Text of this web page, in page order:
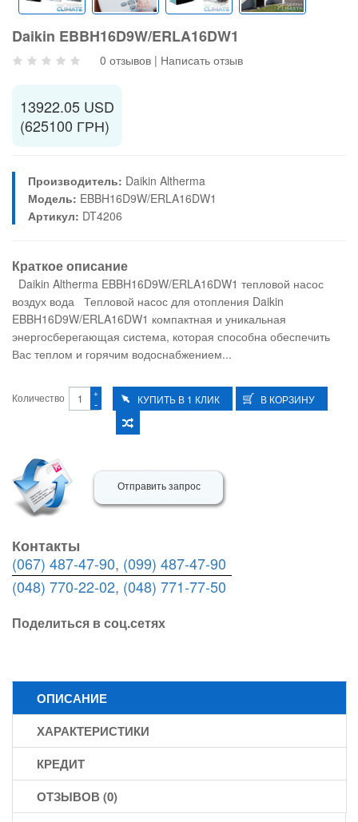
Daikin EBBH16D9W/ERLA16DW1
0 отзывов | Написать отзыв
13922.05 USD
(625100 ГРН)
Производитель: Daikin Altherma
Модель: EBBH16D9W/ERLA16DW1
Артикул: DT4206
Краткое описание
Daikin Altherma EBBH16D9W/ERLA16DW1 тепловой насос
воздух вода Тепловой насос для отопления Daikin
EBBH16D9W/ERLA16DW1 компактная и уникальная
энергосберегающая система, которая способна обеспечить
Вас теплом и горячим водоснабжением...
Количество -
+
Отправить запрос
Контакты
(067) 487-47-90, (099) 487-47-90
(048) 770-22-02, (048) 771-77-50
Поделиться в соц.сетях
ОПИСАНИЕ
ХАРАКТЕРИСТИКИ
КРЕДИТ
ОТЗЫВОВ (0)